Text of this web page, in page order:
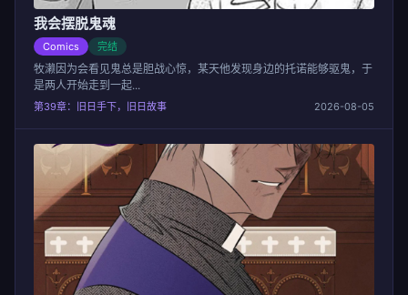
我会摆脱鬼魂
Comics 完结
牧濑因为会看见鬼总是胆战心惊，某天他发现身边的托诺能够驱鬼，于
是两人开始走到一起...
第39章：旧日手下，旧日故事 2026-08-05